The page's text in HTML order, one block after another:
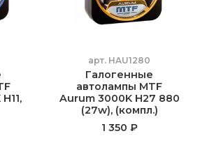
арт. HAU1280
Галогенные
автолампы MTF
Aurum 3000K H27 880
(27w), (компл.)
1 350 ₽